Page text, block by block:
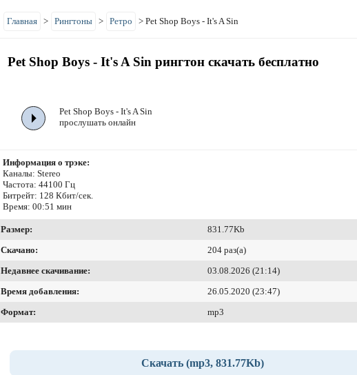
Главная > Рингтоны > Ретро > Pet Shop Boys - It's A Sin
Pet Shop Boys - It's A Sin рингтон скачать бесплатно
Pet Shop Boys - It's A Sin
прослушать онлайн
Информация о трэке:
Каналы: Stereo
Частота: 44100 Гц
Битрейт: 128 Кбит/сек.
Время: 00:51 мин
Размер:
831.77Kb
Скачано:
204 раз(а)
Недавнее скачивание:
03.08.2026 (21:14)
Время добавления:
26.05.2020 (23:47)
Формат:
mp3
Скачать (mp3, 831.77Kb)